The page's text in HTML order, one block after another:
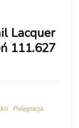
Lacquer
111.627
Pielęgnacja